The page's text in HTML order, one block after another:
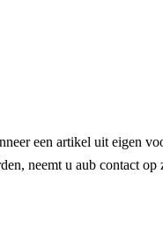
een artikel uit eigen
neemt u aub contact